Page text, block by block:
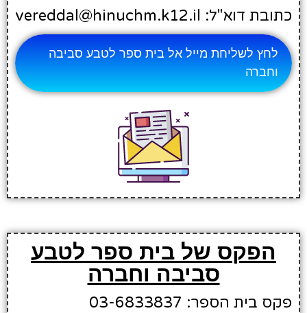
כתובת דוא"ל: vereddal@hinuchm.k12.il
לחץ לשליחת מייל אל בית ספר לטבע סביבה
וחברה
הפקס של בית ספר לטבע
סביבה וחברה
פקס בית הספר: 03-6833837